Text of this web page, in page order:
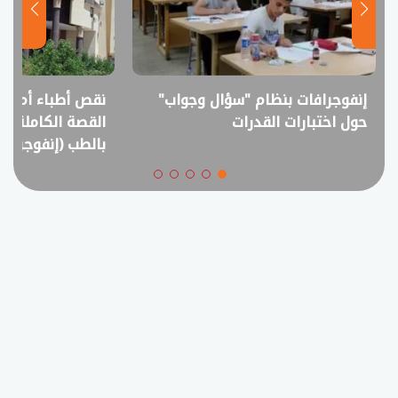
نقص أطباء أم فائض خريجين؟..
القصة الكاملة لمقترح خفض القبول
انفوجراف..
في امتحانات